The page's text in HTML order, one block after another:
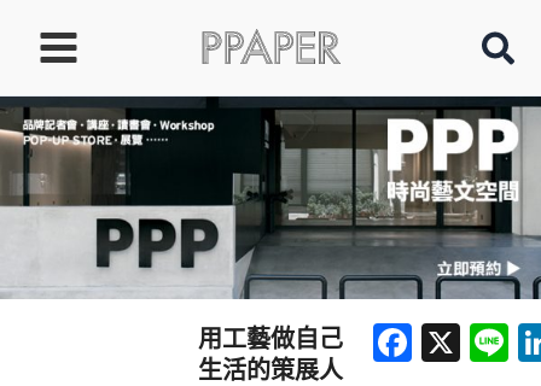
要
內
用工藝做自己
生活的策展人
X